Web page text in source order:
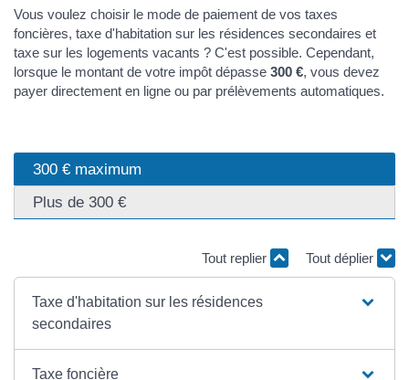
Vous voulez choisir le mode de paiement de vos taxes
foncières, taxe d'habitation sur les résidences secondaires et
taxe sur les logements vacants ? C'est possible. Cependant,
lorsque le montant de votre impôt dépasse 300 €, vous devez
payer directement en ligne ou par prélèvements automatiques.
300 € maximum
Plus de 300 €
Tout replier Tout déplier
Taxe d'habitation sur les résidences
secondaires
Taxe foncière